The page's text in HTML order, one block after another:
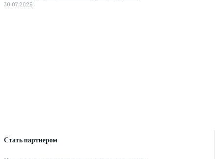
Стать партнером
30.07.2026